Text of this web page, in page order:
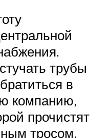
трубы
в
компанию,
прочистят
тросом.